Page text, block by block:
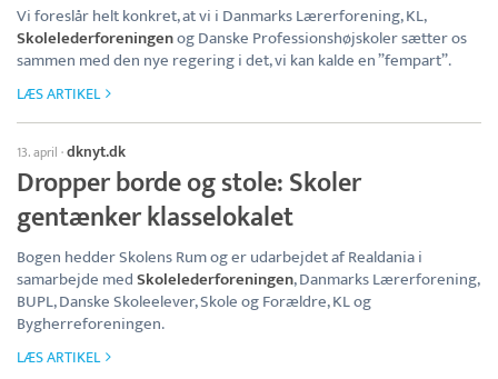
Vi foreslår helt konkret, at vi i Danmarks Lærerforening, KL,
Skolelederforeningenog Danske Professionshøjskoler sætter os
sammen med den nye regering i det, vi kan kalde en ”fempart”.
LÆS ARTIKEL
13. april ·dknyt.dk
Dropper borde og stole: Skoler
gentænker klasselokalet
Bogen hedder Skolens Rum og er udarbejdet af Realdania i
samarbejde medSkolelederforeningen, Danmarks Lærerforening,
BUPL, Danske Skoleelever, Skole og Forældre, KL og
Bygherreforeningen.
LÆS ARTIKEL